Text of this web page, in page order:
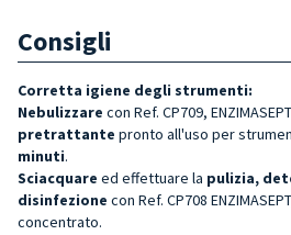
Consigli
Corretta igiene degli strumenti:
Nebulizzare con Ref. CP709,
pretrattante pronto all'uso per
minuti.
Sciacquare ed effettuare la pulizia,
disinfezione con Ref. CP708
concentrato.